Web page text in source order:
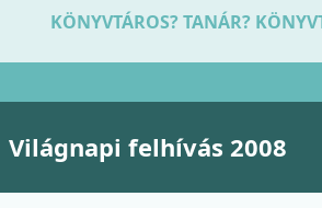
KÖNYVTÁROS? TANÁR?
menü
Világnapi felhívás 2008